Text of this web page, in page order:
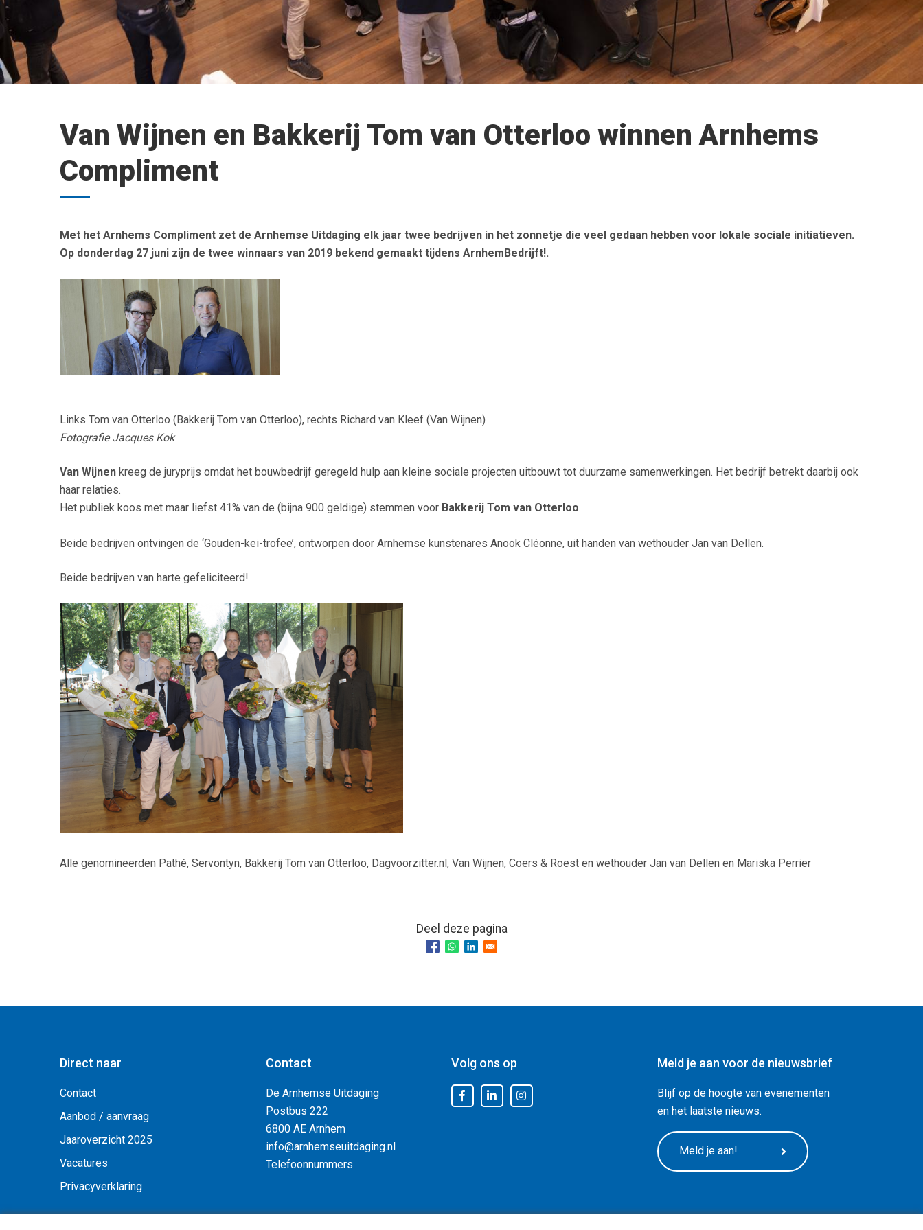
Van Wijnen en Bakkerij Tom van Otterloo winnen Arnhems
Compliment
Met het Arnhems Compliment zet de Arnhemse Uitdaging elk jaar twee bedrijven in het zonnetje die veel gedaan hebben voor lokale sociale initiatieven.
Op donderdag 27 juni zijn de twee winnaars van 2019 bekend gemaakt tijdens ArnhemBedrijft!.
Links Tom van Otterloo (Bakkerij Tom van Otterloo), rechts Richard van Kleef (Van Wijnen)
Fotografie Jacques Kok
Van Wijnen kreeg de juryprijs omdat het bouwbedrijf geregeld hulp aan kleine sociale projecten uitbouwt tot duurzame samenwerkingen. Het bedrijf betrekt daarbij ook
haar relaties.
Het publiek koos met maar liefst 41% van de (bijna 900 geldige) stemmen voor Bakkerij Tom van Otterloo.
Beide bedrijven ontvingen de ‘Gouden-kei-trofee’, ontworpen door Arnhemse kunstenares Anook Cléonne, uit handen van wethouder Jan van Dellen.
Beide bedrijven van harte gefeliciteerd!
Alle genomineerden Pathé, Servontyn, Bakkerij Tom van Otterloo, Dagvoorzitter.nl, Van Wijnen, Coers & Roest en wethouder Jan van Dellen en Mariska Perrier
Deel deze pagina
Direct naar
Contact
Aanbod / aanvraag
Jaaroverzicht 2025
Vacatures
Privacyverklaring
Contact
De Arnhemse Uitdaging
Postbus 222
6800 AE Arnhem
info@arnhemseuitdaging.nl
Telefoonnummers
Volg ons op Meld je aan voor de nieuwsbrief
Blijf op de hoogte van evenementen
en het laatste nieuws.
Meld je aan!